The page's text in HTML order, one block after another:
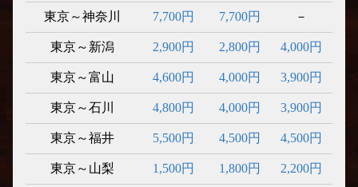
東京～神奈川 7,700円 7,700円 －
東京～新潟 2,900円 2,800円 4,000円
東京～富山 4,600円 4,000円 3,900円
東京～石川 4,800円 4,000円 3,900円
東京～福井 5,500円 4,500円 4,500円
東京～山梨 1,500円 1,800円 2,200円